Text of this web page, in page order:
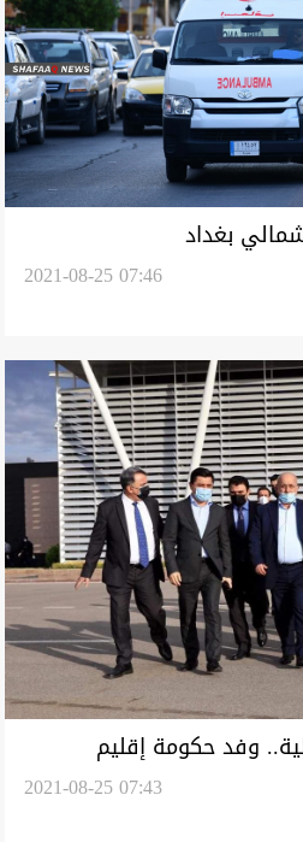
بغداد
2021-08-25 07:46
وفد حكومة إقليم
2021-08-25 07:43